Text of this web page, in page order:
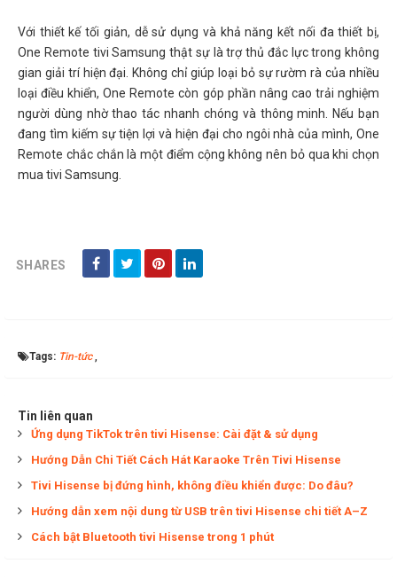
Với thiết kế tối giản, dễ sử dụng và khả năng kết nối đa thiết bị,
One Remote tivi Samsung thật sự là trợ thủ đắc lực trong không
gian giải trí hiện đại. Không chỉ giúp loại bỏ sự rườm rà của nhiều
loại điều khiển, One Remote còn góp phần nâng cao trải nghiệm
người dùng nhờ thao tác nhanh chóng và thông minh. Nếu bạn
đang tìm kiếm sự tiện lợi và hiện đại cho ngôi nhà của mình, One
Remote chắc chắn là một điểm cộng không nên bỏ qua khi chọn
mua tivi Samsung.
SHARES
Tags: Tin-tức,
Tin liên quan
Ứng dụng TikTok trên tivi Hisense: Cài đặt & sử dụng
Hướng Dẫn Chi Tiết Cách Hát Karaoke Trên Tivi Hisense
Tivi Hisense bị đứng hình, không điều khiển được: Do đâu?
Hướng dẫn xem nội dung từ USB trên tivi Hisense chi tiết A–Z
Cách bật Bluetooth tivi Hisense trong 1 phút